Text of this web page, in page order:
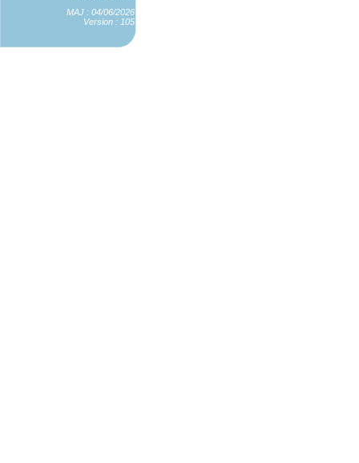
MAJ : 04/06/2026
Version : 105